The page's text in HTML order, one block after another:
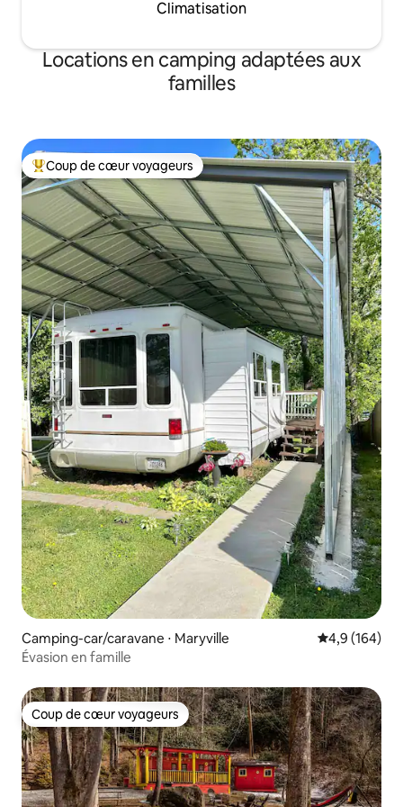
Climatisation
Locations en camping adaptées aux
familles
Coups de cœur voyageurs les plus appréciés
Coup de cœur voyageurs
Camping-car/caravane ⋅ Maryville Évaluation
4,9 (164)
Évasion en famille
Coup de cœur voyageurs
Coup de cœur voyageurs